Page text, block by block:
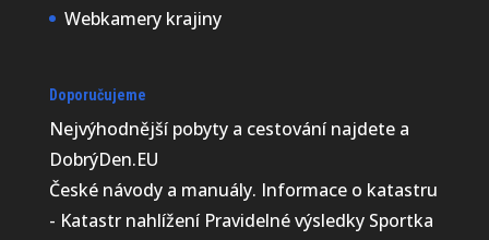
Webkamery krajiny
Doporučujeme
Nejvýhodnější pobyty a cestování najdete a
DobrýDen.EU
České návodya manuály. Informace o katastru
- Katastr nahlíženíPravidelné výsledky Sportka